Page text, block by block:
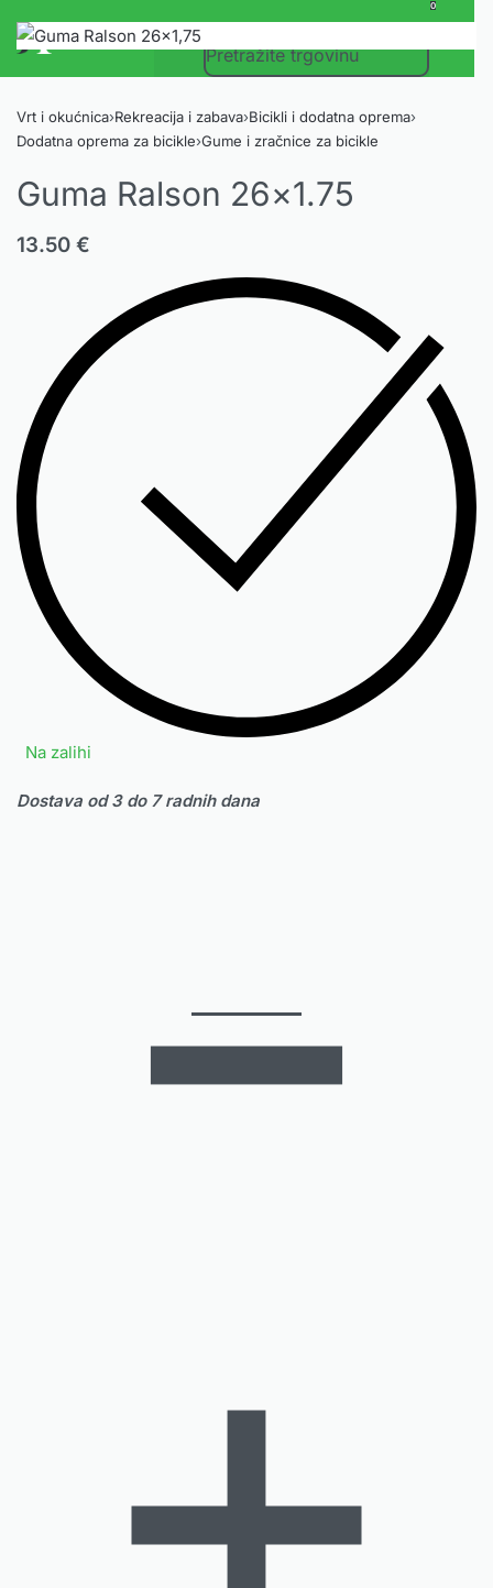
0
Vrt i okućnica›Rekreacija i zabava›Bicikli i dodatna oprema›
Dodatna oprema za bicikle›Gume i zračnice za bicikle
Guma Ralson 26×1.75
13.50 €
Na zalihi
Dostava od 3 do 7 radnih dana